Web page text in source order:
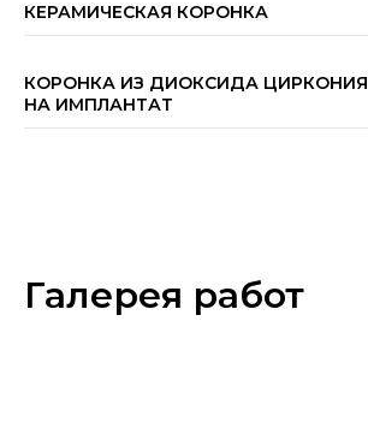
КЕРАМИЧЕСКАЯ КОРОНКА
КОРОНКА ИЗ ДИОКСИДА ЦИРКОНИЯ
НА ИМПЛАНТАТ
Галерея работ